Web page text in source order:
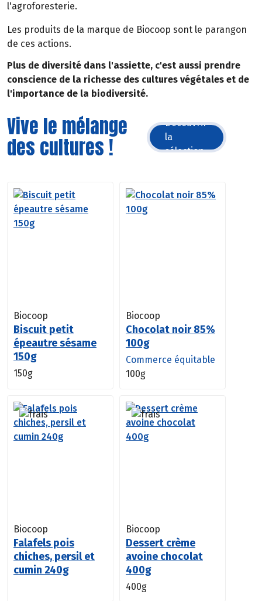
l'agroforesterie.
Les produits de la marque de Biocoop sont le parangon
de ces actions.
Plus de diversité dans l'assiette, c'est aussi prendre
conscience de la richesse des cultures végétales et de
l'importance de la biodiversité.
Vive le mélange
des cultures !
Découvrir
la
sélection
Biocoop
Biscuit petit
épeautre sésame
150g
150g
Biocoop
Chocolat noir 85%
100g
Commerce équitable
100g
Biocoop
Falafels pois
chiches, persil et
cumin 240g
Biocoop
Dessert crème
avoine chocolat
400g
400g